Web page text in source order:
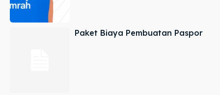
Paket Biaya Pembuatan Paspor